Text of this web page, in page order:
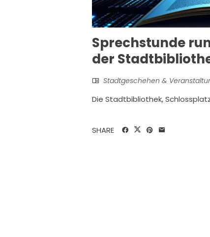
Sprechstunde
der
Stadtgeschehen &
Die Stadtbibliothek,
SHARE